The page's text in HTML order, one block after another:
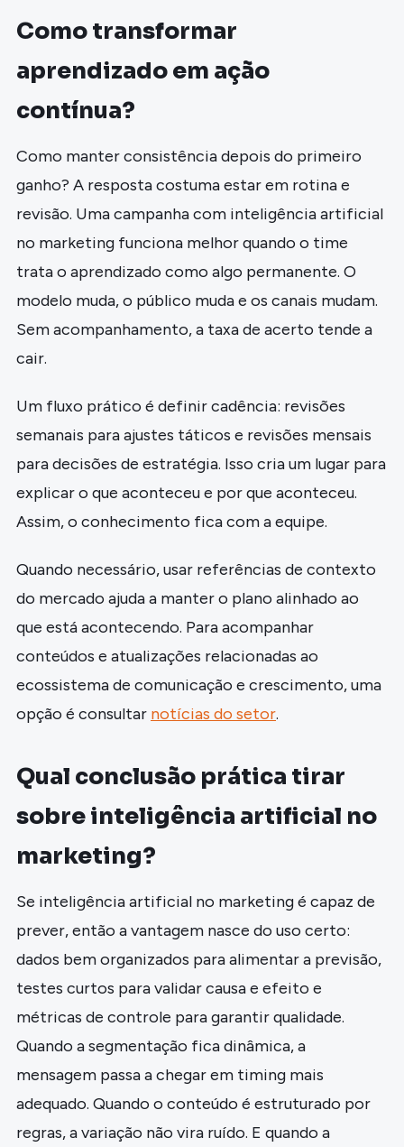
Como transformar
aprendizado em ação
contínua?
Como manter consistência depois do primeiro
ganho? A resposta costuma estar em rotina e
revisão. Uma campanha com inteligência artificial
no marketing funciona melhor quando o time
trata o aprendizado como algo permanente. O
modelo muda, o público muda e os canais mudam.
Sem acompanhamento, a taxa de acerto tende a
cair.
Um fluxo prático é definir cadência: revisões
semanais para ajustes táticos e revisões mensais
para decisões de estratégia. Isso cria um lugar para
explicar o que aconteceu e por que aconteceu.
Assim, o conhecimento fica com a equipe.
Quando necessário, usar referências de contexto
do mercado ajuda a manter o plano alinhado ao
que está acontecendo. Para acompanhar
conteúdos e atualizações relacionadas ao
ecossistema de comunicação e crescimento, uma
opção é consultar notícias do setor.
Qual conclusão prática tirar
sobre inteligência artificial no
marketing?
Se inteligência artificial no marketing é capaz de
prever, então a vantagem nasce do uso certo:
dados bem organizados para alimentar a previsão,
testes curtos para validar causa e efeito e
métricas de controle para garantir qualidade.
Quando a segmentação fica dinâmica, a
mensagem passa a chegar em timing mais
adequado. Quando o conteúdo é estruturado por
regras, a variação não vira ruído. E quando a